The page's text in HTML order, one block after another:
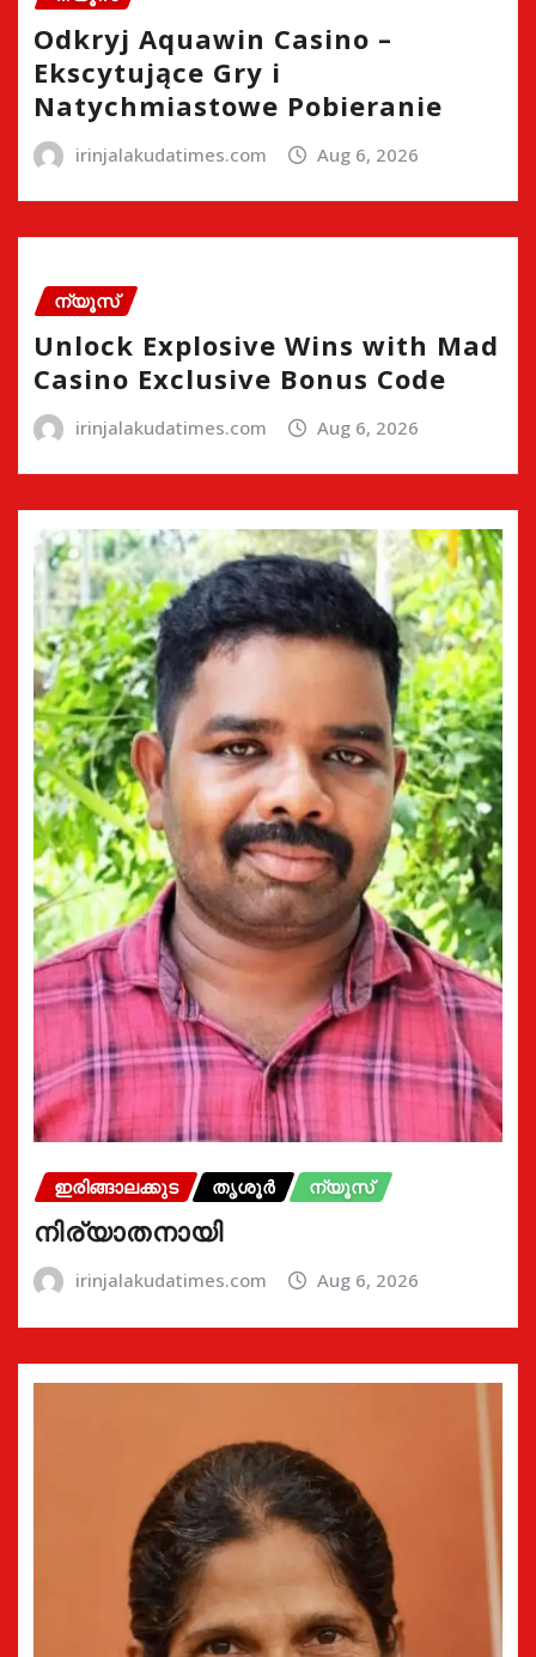
Odkryj Aquawin Casino –
Ekscytujące Gry i
Natychmiastowe Pobieranie
irinjalakudatimes.com Aug 6, 2026
ന്യൂസ്
Unlock Explosive Wins with Mad
Casino Exclusive Bonus Code
irinjalakudatimes.com Aug 6, 2026
ഇരിങ്ങാലക്കുട തൃശൂർ ന്യൂസ്
നിര്യാതനായി
irinjalakudatimes.com Aug 6, 2026